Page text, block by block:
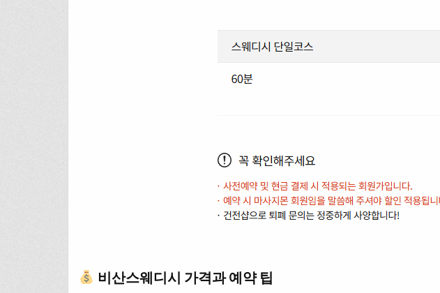
비산스웨디시 가격과 예약 팁